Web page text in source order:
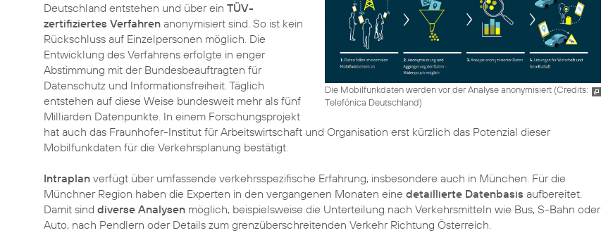
Die Mobilfunkdaten werden vor der Analyse anonymisiert (Credits:
Telefónica Deutschland)
Deutschland entstehen und über ein TÜV-
zertifiziertes Verfahren anonymisiert sind. So ist kein
Rückschluss auf Einzelpersonen möglich. Die
Entwicklung des Verfahrens erfolgte in enger
Abstimmung mit der Bundesbeauftragten für
Datenschutz und Informationsfreiheit. Täglich
entstehen auf diese Weise bundesweit mehr als fünf
Milliarden Datenpunkte. In einem Forschungsprojekt
hat auch das Fraunhofer-Institut für Arbeitswirtschaft und Organisation erst kürzlich das Potenzial dieser
Mobilfunkdaten für die Verkehrsplanung bestätigt.
Intraplan verfügt über umfassende verkehrsspezifische Erfahrung, insbesondere auch in München. Für die
Münchner Region haben die Experten in den vergangenen Monaten eine detaillierte Datenbasis aufbereitet.
Damit sind diverse Analysen möglich, beispielsweise die Unterteilung nach Verkehrsmitteln wie Bus, S-Bahn oder
Auto, nach Pendlern oder Details zum grenzüberschreitenden Verkehr Richtung Österreich.